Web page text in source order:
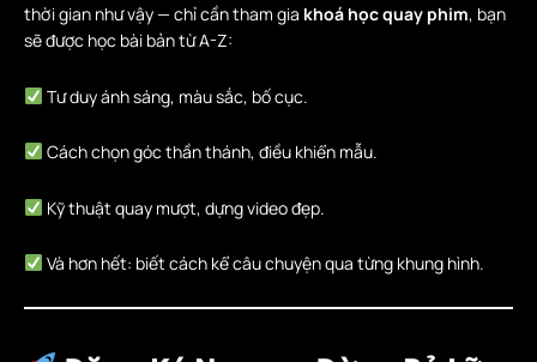
thời gian như vậy — chỉ cần tham gia khoá học quay phim, bạn
sẽ được học bài bản từ A-Z:
Tư duy ánh sáng, màu sắc, bố cục.
Cách chọn góc thần thánh, điều khiển mẫu.
Kỹ thuật quay mượt, dựng video đẹp.
Và hơn hết: biết cách kể câu chuyện qua từng khung hình.